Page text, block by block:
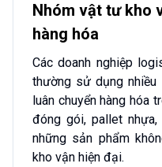
Nhóm vật tư kho
hàng hóa
Các doanh nghiệp
thường sử dụng
luân chuyển hàng hóa
đóng gói, pallet
những sản phẩm
kho vận hiện đại.